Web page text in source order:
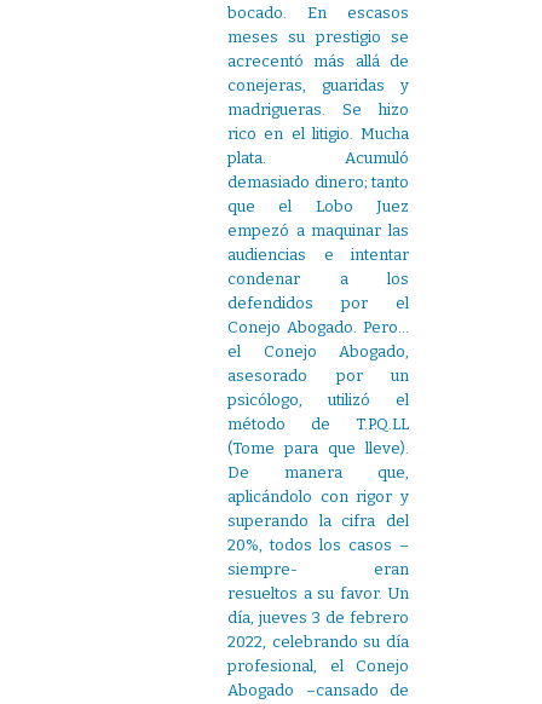
bocado. En escasos
meses su prestigio se
acrecentó más allá de
conejeras, guaridas y
madrigueras. Se hizo
rico en el litigio. Mucha
plata. Acumuló
demasiado dinero; tanto
que el Lobo Juez
empezó a maquinar las
audiencias e intentar
condenar a los
defendidos por el
Conejo Abogado. Pero…
el Conejo Abogado,
asesorado por un
psicólogo, utilizó el
método de T.P.Q.LL
(Tome para que lleve).
De manera que,
aplicándolo con rigor y
superando la cifra del
20%, todos los casos –
siempre- eran
resueltos a su favor. Un
día, jueves 3 de febrero
2022, celebrando su día
profesional, el Conejo
Abogado –cansado de